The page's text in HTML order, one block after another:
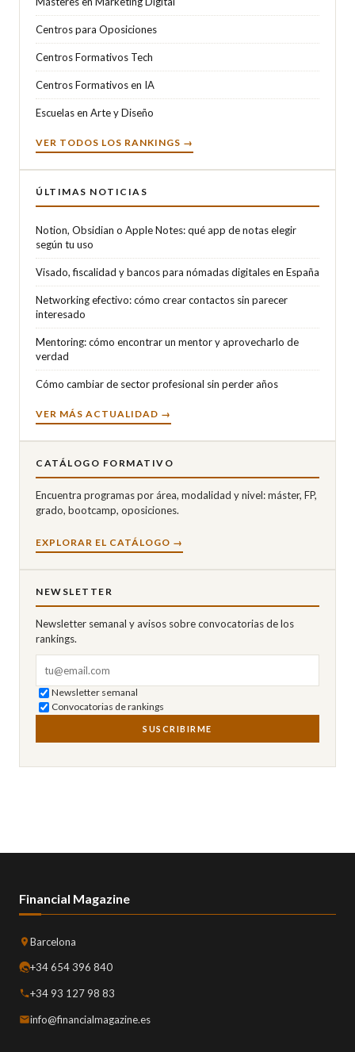
Centros para Oposiciones
Centros Formativos Tech
Centros Formativos en IA
Escuelas en Arte y Diseño
VER TODOS LOS RANKINGS →
ÚLTIMAS NOTICIAS
Notion, Obsidian o Apple Notes: qué app de notas elegir
según tu uso
Visado, fiscalidad y bancos para nómadas digitales en España
Networking efectivo: cómo crear contactos sin parecer
interesado
Mentoring: cómo encontrar un mentor y aprovecharlo de
verdad
Cómo cambiar de sector profesional sin perder años
VER MÁS ACTUALIDAD →
CATÁLOGO FORMATIVO
Encuentra programas por área, modalidad y nivel: máster, FP,
grado, bootcamp, oposiciones.
EXPLORAR EL CATÁLOGO →
NEWSLETTER
Newsletter semanal y avisos sobre convocatorias de los
rankings.
Newsletter semanal
Convocatorias de rankings
SUSCRIBIRME
Financial Magazine
Barcelona
+34 654 396 840
+34 93 127 98 83
info@financialmagazine.es